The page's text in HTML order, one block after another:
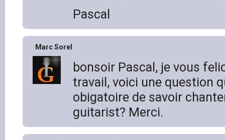
Pascal
Marc Sorel
bonsoir Pascal, je vous
travail, voici une question
obigatoire de savoir
guitarist? Merci.